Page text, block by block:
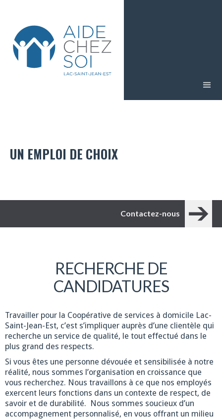
UN EMPLOI DE CHOIX
Contactez-nous
RECHERCHE DE
CANDIDATURES
Travailler pour la Coopérative de services à domicile Lac-
Saint-Jean-Est, c’est s’impliquer auprès d’une clientèle qui
recherche un service de qualité, le tout effectué dans le
plus grand des respects.
Si vous êtes une personne dévouée et sensibilisée à notre
réalité, nous sommes l’organisation en croissance que
vous recherchez. Nous travaillons à ce que nos employés
exercent leurs fonctions dans un contexte de respect, de
savoir et de durabilité. Nous sommes soucieux d’un
accompagnement personnalisé, en vous offrant un milieu